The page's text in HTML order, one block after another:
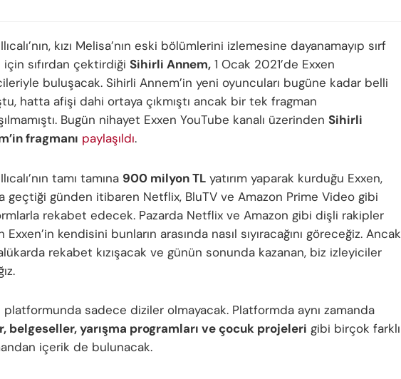
kızı Melisa’nın eski bölümlerini izlemesine dayanamayıp sırf
için sıfırdan çektirdiği Sihirli Annem, 1 Ocak 2021’de Exxen
buluşacak. Sihirli Annem’in yeni oyuncuları bugüne kadar belli
hatta afişi dahi ortaya çıkmıştı ancak bir tek fragman
Bugün nihayet Exxen YouTube kanalı üzerinden Sihirli
fragmanı paylaşıldı.
tamı tamına 900 milyon TL yatırım yaparak kurduğu Exxen,
geçtiği günden itibaren Netflix, BluTV ve Amazon Prime Video gibi
rekabet edecek. Pazarda Netflix ve Amazon gibi dişli rakipler
Exxen’in kendisini bunların arasında nasıl sıyıracağını göreceğiz. Ancak
rekabet kızışacak ve günün sonunda kazanan, biz izleyiciler
platformunda sadece diziler olmayacak. Platformda aynı zamanda
belgeseller, yarışma programları ve çocuk projeleri gibi birçok farklı
içerik de bulunacak.